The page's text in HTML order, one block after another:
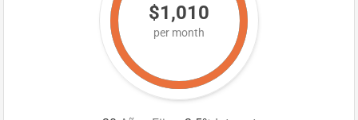
$1,010
per month